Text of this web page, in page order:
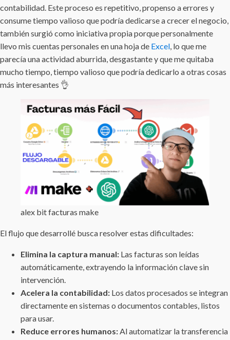
contabilidad. Este proceso es repetitivo, propenso a errores y
consume tiempo valioso que podría dedicarse a crecer el negocio,
también surgió como iniciativa propia porque personalmente
llevo mis cuentas personales en una hoja de Excel, lo que me
parecía una actividad aburrida, desgastante y que me quitaba
mucho tiempo, tiempo valioso que podría dedicarlo a otras cosas
más interesantes 👌
alex bit facturas make
El flujo que desarrollé busca resolver estas dificultades:
Elimina la captura manual: Las facturas son leídas
automáticamente, extrayendo la información clave sin
intervención.
Acelera la contabilidad: Los datos procesados se integran
directamente en sistemas o documentos contables, listos
para usar.
Reduce errores humanos:Al automatizar la transferencia